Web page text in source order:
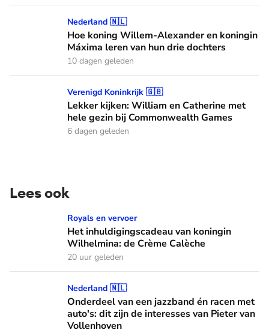
Hoe koning Willem-Alexander en koningin Máxima leren
Nederland 🇳🇱
Hoe koning Willem-Alexander en koningin
Máxima leren van hun drie dochters
10 dagen geleden
Lekker kijken: William en Catherine met hele gezin bij
Verenigd Koninkrijk 🇬🇧
Lekker kijken: William en Catherine met
hele gezin bij Commonwealth Games
6 dagen geleden
Lees ook
Het inhuldigingscadeau van koningin Wilhelmina: de
Royals en vervoer
Het inhuldigingscadeau van koningin
Wilhelmina: de Crème Calèche
20 uur geleden
Onderdeel van een jazzband én racen met auto's: dit zijn
Nederland 🇳🇱
Onderdeel van een jazzband én racen met
auto's: dit zijn de interesses van Pieter van
Vollenhoven